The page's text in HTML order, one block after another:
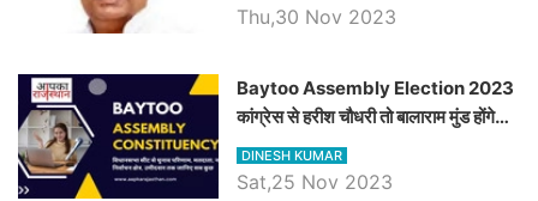
Thu,30 Nov 2023
Baytoo Assembly Election 2023
कांग्रेस से हरीश चौधरी तो बालाराम मुंड होंगे
भाजपा उम्मीदवार, जानिये बायतू विधानसभा
सीट के ताजा समीकरण
DINESH KUMAR
Sat,25 Nov 2023